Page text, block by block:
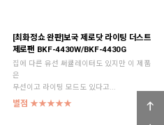
[최화정쇼 완판]보국 제로닷 라이팅 더스트
제로팬 BKF-4430W/BKF-4430G
집에 다른 유선 써큘레이터도 있지만 이 제품
은
무선이고 라이팅 모드도 있다고...
별점 ★★★★★